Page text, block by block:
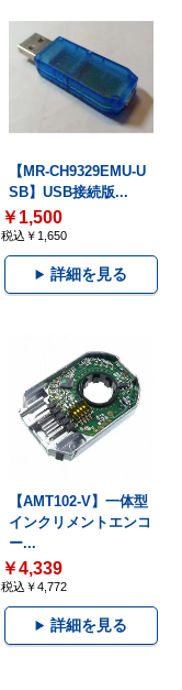
【MR-CH9329EMU-U
SB】USB接続版...
￥1,500
税込￥1,650
詳細を見る
【AMT102-V】一体型
インクリメントエンコ
ー...
￥4,339
税込￥4,772
詳細を見る